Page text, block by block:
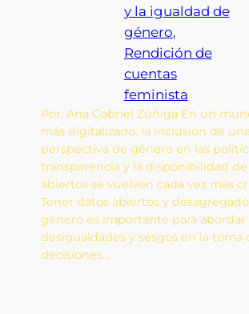
y la igualdad de
género
Rendición de
cuentas
feminista
Por: Ana Gabriel Zúñiga En un
más digitalizado, la inclusión de una
perspectiva de género en las
transparencia y la disponibilidad
abiertos se vuelven cada vez más
Tener datos abiertos y
género es importante para abordar
desigualdades y sesgos en la toma
decisiones…